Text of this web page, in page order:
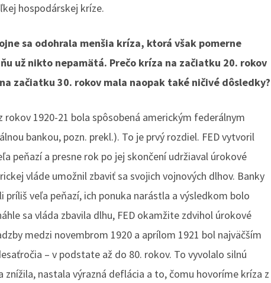
hospodárskej kríze.
sa odohrala menšia kríza, ktorá však pomerne
už nikto nepamätá. Prečo kríza na začiatku 20. rokov
začiatku 30. rokov mala naopak také ničivé dôsledky?
rokov 1920-21 bola spôsobená americkým federálnym
bankou, pozn. prekl.). To je prvý rozdiel. FED vytvoril
peňazí a presne rok po jej skončení udržiaval úrokové
vláde umožnil zbaviť sa svojich vojnových dlhov. Banky
príliš veľa peňazí, ich ponuka narástla a výsledkom bolo
sa vláda zbavila dlhu, FED okamžite zdvihol úrokové
medzi novembrom 1920 a aprílom 1921 bol najväčším
– v podstate až do 80. rokov. To vyvolalo silnú
znížila, nastala výrazná deflácia a to, čomu hovoríme kríza z